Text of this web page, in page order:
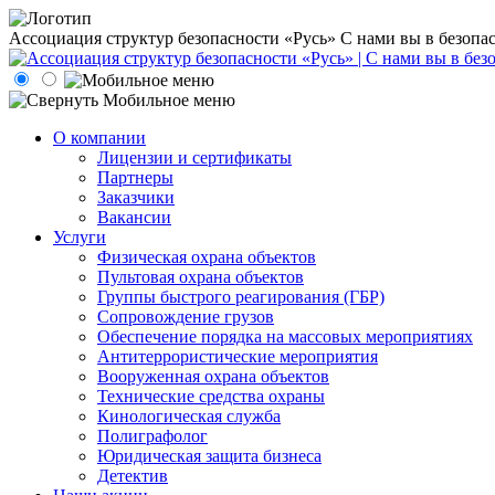
Ассоциация структур безопасности «Русь» С нами вы в
О компании
Лицензии и сертификаты
Партнеры
Заказчики
Вакансии
Услуги
Физическая охрана объектов
Пультовая охрана объектов
Группы быстрого реагирования (ГБР)
Сопровождение грузов
Обеспечение порядка на массовых мероприятиях
Антитеррористические мероприятия
Вооруженная охрана объектов
Технические средства охраны
Кинологическая служба
Полиграфолог
Юридическая защита бизнеса
Детектив